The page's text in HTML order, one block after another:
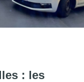
fusillade à la Porte
: les